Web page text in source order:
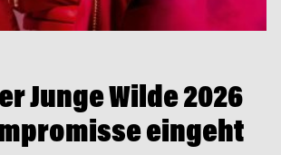
Junge Wilde 2026
eingeht